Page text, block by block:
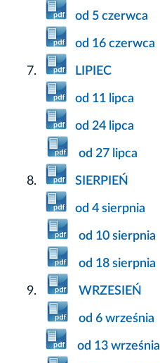
od 5 czerwca
od 16 czerwca
LIPIEC
od 11 lipca
od 24 lipca
od 27 lipca
SIERPIEŃ
od 4 sierpnia
od 10 sierpnia
od 18 sierpnia
WRZESIEŃ
od 6 września
od 13 września